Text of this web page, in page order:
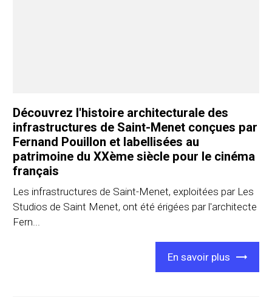
Découvrez l'histoire architecturale des
infrastructures de Saint-Menet conçues par
Fernand Pouillon et labellisées au
patrimoine du XXème siècle pour le cinéma
français
Les infrastructures de Saint-Menet, exploitées par Les
Studios de Saint Menet, ont été érigées par l'architecte
Fern...
En savoir plus